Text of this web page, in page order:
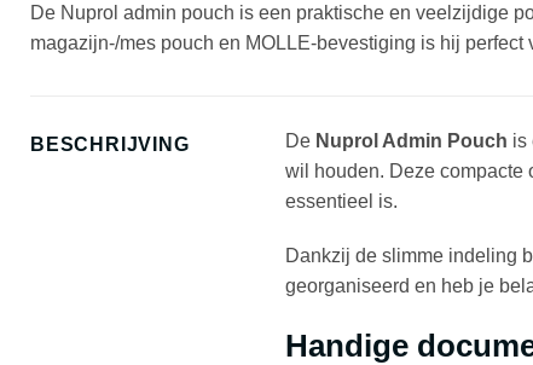
De Nuprol admin pouch is een praktische en veelzijdige
magazijn-/mes pouch en MOLLE-bevestiging is hij
BESCHRIJVING De Nuprol Admin Pouch is
wil houden. Deze compacte
essentieel is.
Dankzij de slimme indeling
georganiseerd en heb je
Handige